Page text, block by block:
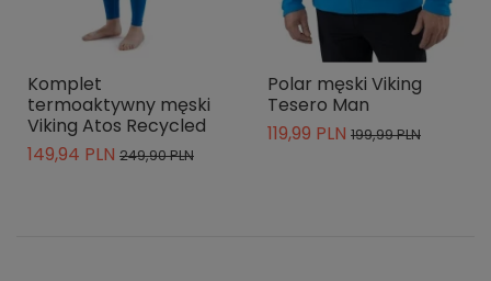
Komplet
termoaktywny męski
Viking Atos Recycled
149,94 PLN 249,90 PLN
Polar męski Viking
Tesero Man
119,99 PLN 199,99 PLN